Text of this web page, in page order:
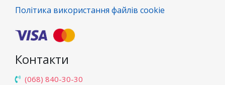
Політика використання файлів cookie
Контакти
(068) 840-30-30